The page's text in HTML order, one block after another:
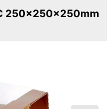
250×250×250mm